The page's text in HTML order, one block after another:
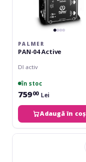
PALMER
PAN-04 Active
DI activ
în stoc
75900 Lei
Adaugă în coș
Klotz